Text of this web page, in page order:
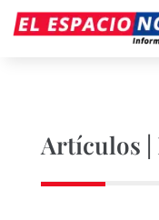
Artículos |